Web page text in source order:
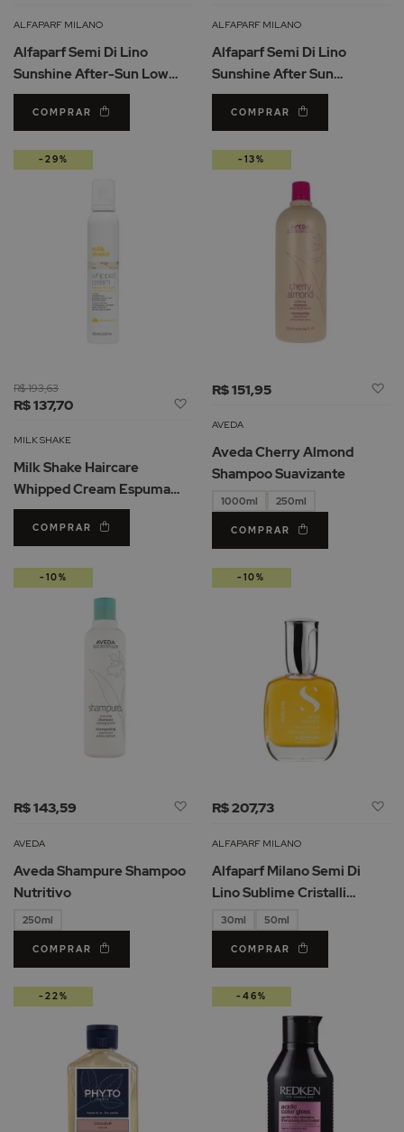
Lista
Desejos
ALFAPARF MILANO
Alfaparf Semi Di Lino
Sunshine After-Sun Low
Shampoo 250ml
COMPRAR
ALFAPARF MILANO
Alfaparf Semi Di Lino
Sunshine After Sun
Treatment Condicionador
200ml
COMPRAR
R$ 137,70
R$ 193,63
Desejos
MILK SHAKE
Milk Shake Haircare
Whipped Cream Espuma
Leave-In 200ml
COMPRAR
-29%
R$ 151,95
AVEDA
Aveda Cherry Almond
Shampoo Suavizante
1000ml 250ml
COMPRAR
-13%
R$ 143,59
Adicionar
Lista
Desejos
AVEDA
Aveda Shampure Shampoo
Nutritivo
250ml
COMPRAR
-10%
R$ 207,73
ALFAPARF MILANO
Alfaparf Milano Semi Di
Lino Sublime Cristalli
Liquidi Óleo Iluminador
30ml 50ml
COMPRAR
-10%
-22% -46%